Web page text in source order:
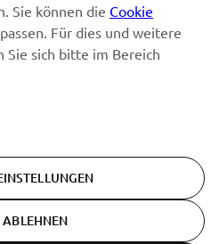
um zu erfahren, wie wir
Datenschutzerklärung
Europe N.V. - All Rights
Sie können die Cookie
Für dies und weitere
sich bitte im Bereich
ABLEHNEN